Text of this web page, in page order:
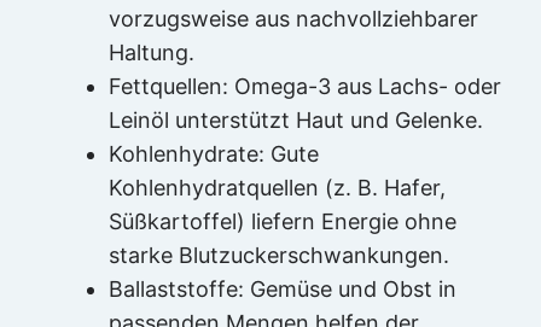
vorzugsweise aus nachvollziehbarer
Haltung.
Fettquellen: Omega-3 aus Lachs- oder
Leinöl unterstützt Haut und Gelenke.
Kohlenhydrate: Gute
Kohlenhydratquellen (z. B. Hafer,
Süßkartoffel) liefern Energie ohne
starke Blutzuckerschwankungen.
Ballaststoffe: Gemüse und Obst in